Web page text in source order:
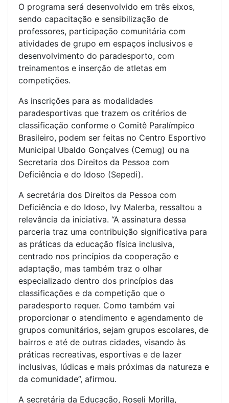
O programa será desenvolvido em três eixos,
sendo capacitação e sensibilização de
professores, participação comunitária com
atividades de grupo em espaços inclusivos e
desenvolvimento do paradesporto, com
treinamentos e inserção de atletas em
competições.
As inscrições para as modalidades
paradesportivas que trazem os critérios de
classificação conforme o Comitê Paralímpico
Brasileiro, podem ser feitas no Centro Esportivo
Municipal Ubaldo Gonçalves (Cemug) ou na
Secretaria dos Direitos da Pessoa com
Deficiência e do Idoso (Sepedi).
A secretária dos Direitos da Pessoa com
Deficiência e do Idoso, Ivy Malerba, ressaltou a
relevância da iniciativa. “A assinatura dessa
parceria traz uma contribuição significativa para
as práticas da educação física inclusiva,
centrado nos princípios da cooperação e
adaptação, mas também traz o olhar
especializado dentro dos princípios das
classificações e da competição que o
paradesporto requer. Como também vai
proporcionar o atendimento e agendamento de
grupos comunitários, sejam grupos escolares, de
bairros e até de outras cidades, visando às
práticas recreativas, esportivas e de lazer
inclusivas, lúdicas e mais próximas da natureza e
da comunidade”, afirmou.
A secretária da Educação, Roseli Morilla,